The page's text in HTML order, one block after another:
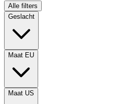
Alle filters
Geslacht
Maat EU
Maat US